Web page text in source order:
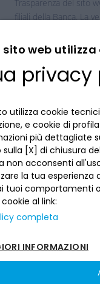
Trasparenza del sito
filiali della Banca. La
LA BANCA
Dove siamo
Lavora con noi
Numeri utili
INFORMAZIONI
Privacy
Informativa al
Sepa
Sicurezza
Trasferimento dei
ACCESSIBILITÀ E
SEGUICI SUI SOCIAL
sito web utilizza
utilizza cookie
e cookie di
più dettagliate
[X] di chiusura
non acconsenti
la tua
tuoi comportamenti
al link:
completa
INFORMAZIONI